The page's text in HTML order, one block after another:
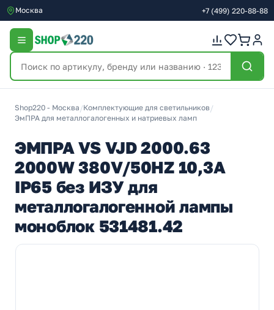
Москва +7 (499) 220-88-88
Shop220 - Москва /Комплектующие для светильников/
ЭмПРА для металлогалогенных и натриевых ламп
ЭМПРА VS VJD 2000.63
2000W 380V/50HZ 10,3A
IP65 без ИЗУ для
металлогалогенной лампы
моноблок 531481.42